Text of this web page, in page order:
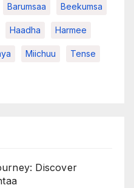
Barumsaa Beekumsa
Haadha Harmee
Miichuu Tense
Discover